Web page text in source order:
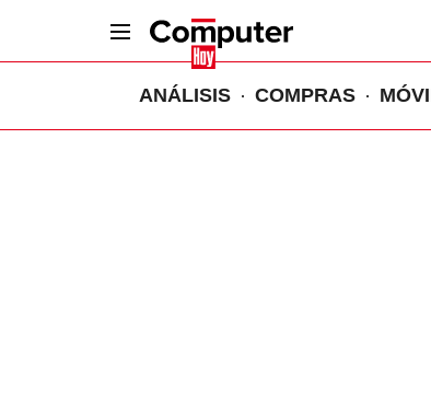
ANÁLISIS COMPRAS